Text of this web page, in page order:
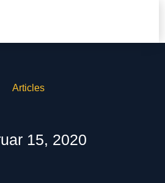
Articles
15, 2020